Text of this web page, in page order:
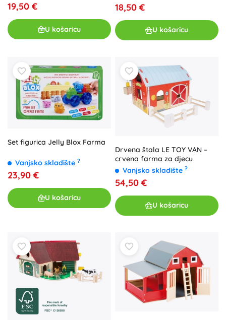
19,50 €
U košaricu
18,50 €
U košaricu
Set figurica Jelly Blox Farma
Vanjsko skladište ?
23,90 €
U košaricu
Drvena štala LE TOY VAN –
crvena farma za djecu
Vanjsko skladište ?
54,50 €
U košaricu